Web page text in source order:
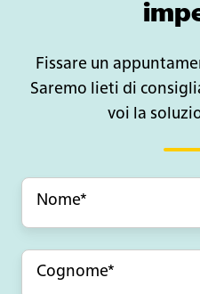
Fissare un
Saremo lieti di
voi la